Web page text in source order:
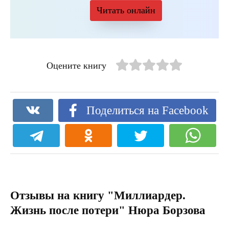
Читать онлайн
Оцените книгу
Поделиться на Facebook
Отзывы на книгу "Миллиардер.
Жизнь после потери" Нюра Борзова